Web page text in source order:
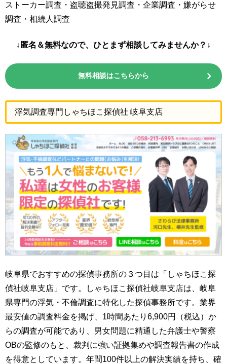
ストーカー調査・盗聴盗撮発見調査・企業調査・嫌がらせ
調査・相続人調査
↓匿名＆無料なので、ひとまず相談してみませんか？↓
無料相談はこちらから
浮気調査専門しゃちほこ探偵社 岐阜支店
岐阜県でおすすめの探偵事務所の３つ目は「しゃちほこ探
偵社岐阜支店」です。しゃちほこ探偵社岐阜支店は、岐阜
県専門の浮気・不倫調査に特化した探偵事務所です。業界
最安値の調査料金を掲げ、1時間あたり6,900円（税込）か
らの調査が可能であり、男女問題に精通した弁護士や警察
OBの監修のもと、裁判に強い証拠集めや調査報告書の作成
を得意としています。年間100件以上の解決実績を持ち、確